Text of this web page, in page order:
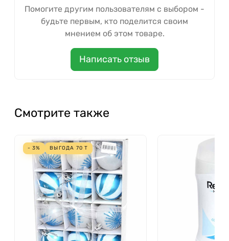
Помогите другим пользователям с выбором -
будьте первым, кто поделится своим
мнением об этом товаре.
Написать отзыв
Смотрите также
- 3% ВЫГОДА 70 Т